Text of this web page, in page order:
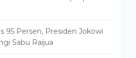
95 Persen, Presiden Jokowi
Sabu Raijua